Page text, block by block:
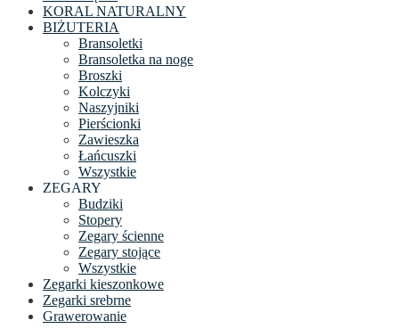
KORAL NATURALNY
BIŻUTERIA
Bransoletki
Bransoletka na noge
Broszki
Kolczyki
Naszyjniki
Pierścionki
Zawieszka
Łańcuszki
Wszystkie
ZEGARY
Budziki
Stopery
Zegary ścienne
Zegary stojące
Wszystkie
Zegarki kieszonkowe
Zegarki srebrne
Grawerowanie